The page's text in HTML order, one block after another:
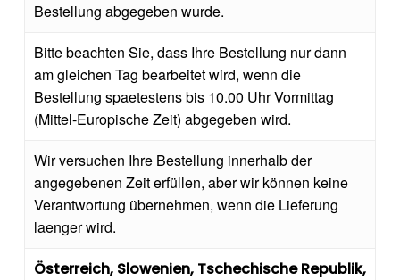
Bestellung abgegeben wurde.
Bitte beachten Sie, dass Ihre Bestellung nur dann
am gleichen Tag bearbeitet wird, wenn die
Bestellung spaetestens bis 10.00 Uhr Vormittag
(Mittel-Europische Zeit) abgegeben wird.
Wir versuchen Ihre Bestellung innerhalb der
angegebenen Zeit erfüllen, aber wir können keine
Verantwortung übernehmen, wenn die Lieferung
laenger wird.
Österreich, Slowenien, Tschechische Republik,